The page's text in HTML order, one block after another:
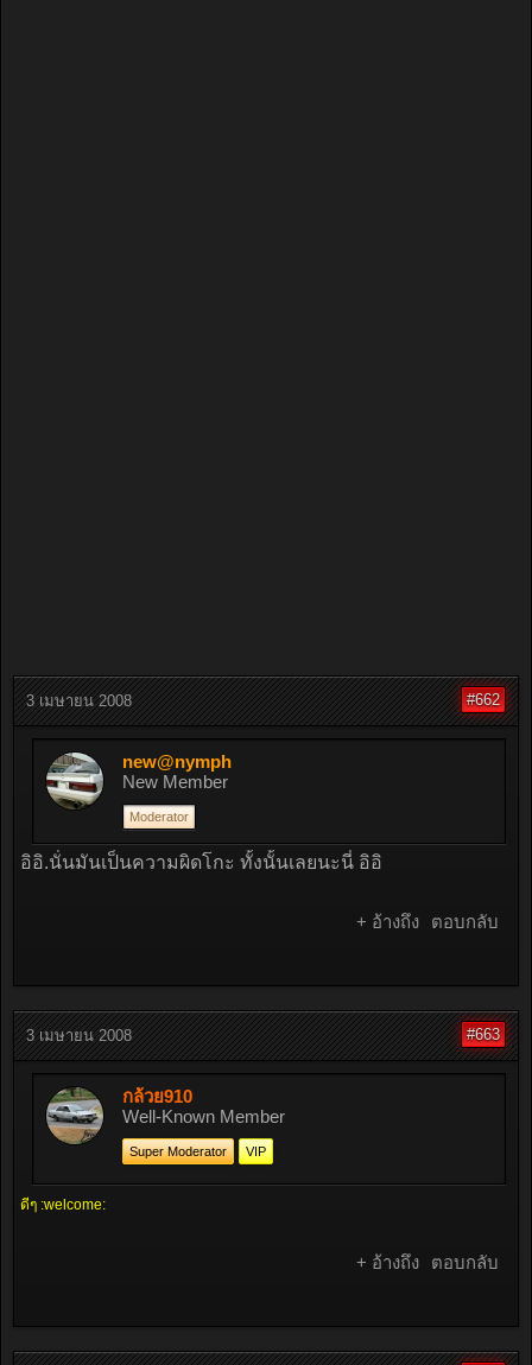
3 เมษายน 2008 #662
new@nymph
New Member
Moderator
อิอิ.นั่นมันเป็นความผิดโกะ ทั้งนั้นเลยนะนี่ อิอิ
+ อ้างถึง ตอบกลับ
3 เมษายน 2008 #663
กล้วย910
Well-Known Member
Super Moderator VIP
ดีๆ :welcome:
+ อ้างถึง ตอบกลับ